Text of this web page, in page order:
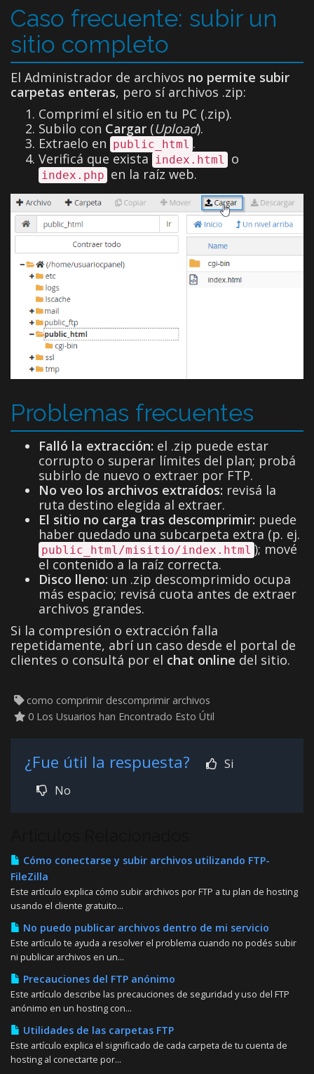
Caso frecuente: subir un
sitio completo
El Administrador de archivos no permite subir
carpetas enteras, pero sí archivos .zip:
Comprimí el sitio en tu PC (.zip).
Subilo con Cargar (Upload).
Extraelo en public_html .
Verificá que exista index.html o
index.php en la raíz web.
Problemas frecuentes
Falló la extracción: el .zip puede estar
corrupto o superar límites del plan; probá
subirlo de nuevo o extraer por FTP.
No veo los archivos extraídos: revisá la
ruta destino elegida al extraer.
El sitio no carga tras descomprimir: puede
haber quedado una subcarpeta extra (p. ej.
public_html/misitio/index.html ); mové
el contenido a la raíz correcta.
Disco lleno: un .zip descomprimido ocupa
más espacio; revisá cuota antes de extraer
archivos grandes.
Si la compresión o extracción falla
repetidamente, abrí un caso desde el portal de
clientes o consultá por el chat online del sitio.
como comprimir descomprimir archivos
0 Los Usuarios han Encontrado Esto Útil
¿Fue útil la respuesta?
Si
No
Cómo conectarse y subir archivos utilizando FTP-
FileZilla
Este artículo explica cómo subir archivos por FTP a tu plan de hosting
usando el cliente gratuito...
No puedo publicar archivos dentro de mi servicio
Este artículo te ayuda a resolver el problema cuando no podés subir
ni publicar archivos en un...
Precauciones del FTP anónimo
Este artículo describe las precauciones de seguridad y uso del FTP
anónimo en un hosting con...
Utilidades de las carpetas FTP
Este artículo explica el significado de cada carpeta de tu cuenta de
hosting al conectarte por...